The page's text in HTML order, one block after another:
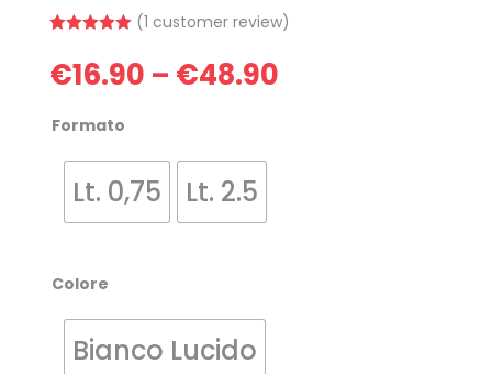
out of 5
based on
(1 customer review)
€16.90 – €48.90
Formato
Lt. 0,75 Lt. 2.5
Colore
Bianco Lucido